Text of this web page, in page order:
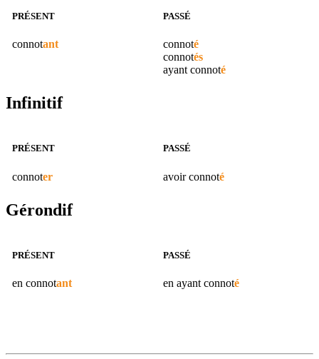
PRÉSENT
connotant
PASSÉ
connoté
connotés
ayant connoté
Infinitif
PRÉSENT
connoter
PASSÉ
avoirconnoté
Gérondif
PRÉSENT
en connotant
PASSÉ
en ayant connoté